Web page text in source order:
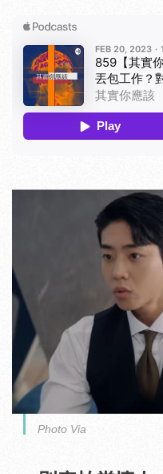
Photo Via